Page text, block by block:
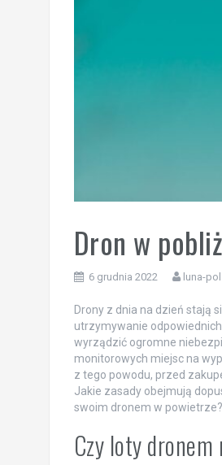
Dron w
6 grudnia 2022 luna-
Drony z dnia na dzień stają
utrzymywanie
wyrządzić ogromne
monitorowych miejsc na
z tego powodu, przed
Jakie zasady obejmują
swoim dronem w
Czy loty